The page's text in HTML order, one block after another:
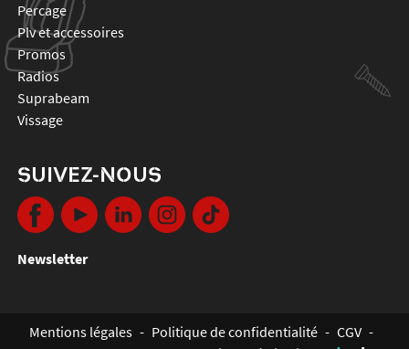
percage
plv et accessoires
promos
radios
suprabeam
vissage
SUIVEZ-NOUS
Newsletter
Mentions légales - Politique de confidentialité - CGV -